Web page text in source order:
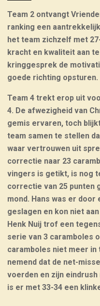
Team 2 ontvangt
ranking een
het team zichzelf met
kracht en kwaliteit aan
kringgesprek de
goede richting opsturen.
Team 4 trekt erop uit
4. De afwezigheid van
gemis ervaren, toch
team samen te stellen
waar vertrouwen uit
correctie naar 23
vingers is getikt, is nog
correctie van 25 punten
mond. Hans was er
geslagen en kon niet
Henk Nuij trof een
serie van 3 caramboles
caramboles niet meer in
nemend dat de net-
voerden en zijn
is er met 33-34 een